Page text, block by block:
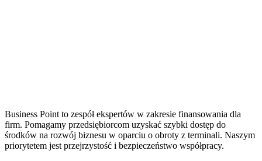
Business Point to zespół ekspertów w zakresie finansowania dla
firm. Pomagamy przedsiębiorcom uzyskać szybki dostęp do
środków na rozwój biznesu w oparciu o obroty z terminali. Naszym
priorytetem jest przejrzystość i bezpieczeństwo współpracy.